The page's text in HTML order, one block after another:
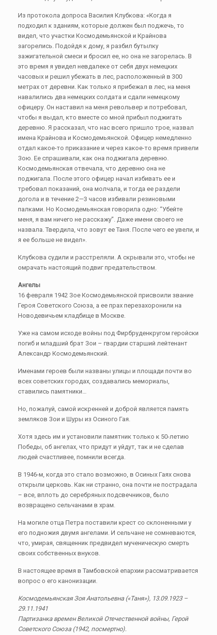
Из протокола допроса Василия Клубкова: «Когда я
подходил к зданиям, которые должен был поджечь, то
видел, что участки Космодемьянской и Крайнова
загорелись. Подойдя к дому, я разбил бутылку
зажигательной смеси и бросил ее, но она не загорелась. В
это время я увидел невдалеке от себя двух немецких
часовых и решил убежать в лес, расположенный в 300
метрах от деревни. Как только я прибежал в лес, на меня
навалились два немецких солдата и сдали немецкому
офицеру. Он наставил на меня револьвер и потребовал,
чтобы я выдал, кто вместе со мной прибыл поджигать
деревню. Я рассказал, что нас всего пришло трое, назвал
имена Крайнова и Космодемьянской. Офицер немедленно
отдал какое-то приказание и через какое-то время привели
Зою. Ее спрашивали, как она поджигала деревню.
Космодемьянская отвечала, что деревню она не
поджигала. После этого офицер начал избивать ее и
требовал показаний, она молчала, и тогда ее раздели
догола и в течение 2—3 часов избивали резиновыми
палками. Но Космодемьянская говорила одно: “Убейте
меня, я вам ничего не расскажу”. Даже имени своего не
назвала. Твердила, что зовут ее Таня. После чего ее увели, и
я ее больше не видел».
Клубкова судили и расстреляли. А скрывали это, чтобы не
омрачать настоящий подвиг предательством.
Ангелы
16 февраля 1942 Зое Космодемьянской присвоили звание
Героя Советского Союза, а ее прах перезахоронили на
Новодевичьем кладбище в Москве.
Уже на самом исходе войны под Фирбруденкругом геройски
погиб и младший брат Зои – гвардии старший лейтенант
Александр Космодемьянский.
Именами героев были названы улицы и площади почти во
всех советских городах, создавались мемориалы,
ставились памятники…
Но, пожалуй, самой искренней и доброй является память
земляков Зои и Шуры из Осиного Гая.
Хотя здесь им и установили памятник только к 50-летию
Победы, об ангелах, что придут и уйдут, так и не сделав
людей счастливее, помнили всегда.
В 1946-м, когда это стало возможно, в Осиных Гаях снова
открыли церковь. Как ни странно, она почти не пострадала
– все, вплоть до серебряных подсвечников, было
возвращено сельчанами в храм.
На могиле отца Петра поставили крест со склоненными у
его подножия двумя ангелами. И сельчане не сомневаются,
что, умирая, священник предвидел мученическую смерть
своих собственных внуков.
В настоящее время в Тамбовской епархии рассматривается
вопрос о его канонизации.
Космодемьянская Зоя Анатольевна («Таня»), 13.09.1923 –
29.11.1941
Партизанка времен Великой Отечественной войны, Герой
Советского Союза (1942, посмертно).